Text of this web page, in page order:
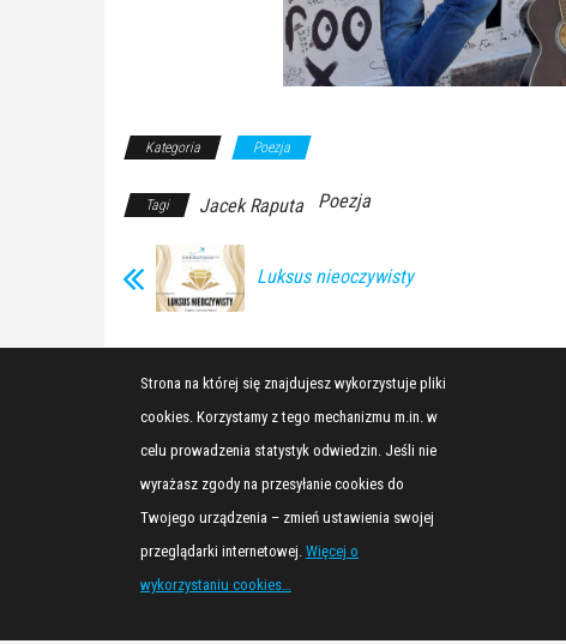
Kategoria Poezja
Tagi Jacek Raputa Poezja
Luksus nieoczywisty
Strona na której się znajdujesz wykorzystuje pliki
cookies. Korzystamy z tego mechanizmu m.in. w
celu prowadzenia statystyk odwiedzin. Jeśli nie
wyrażasz zgody na przesyłanie cookies do
Twojego urządzenia – zmień ustawienia swojej
przeglądarki internetowej. Więcej o
wykorzystaniu cookies…